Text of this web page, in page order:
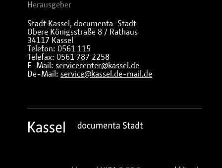
Herausgeber
Stadt Kassel, documenta-Stadt
Obere Königsstraße 8 / Rathaus
34117 Kassel
Telefon: 0561 115
Telefax: 0561 787 2258
E-Mail: servicecenter@kassel.de
De-Mail: service@kassel.de-mail.de